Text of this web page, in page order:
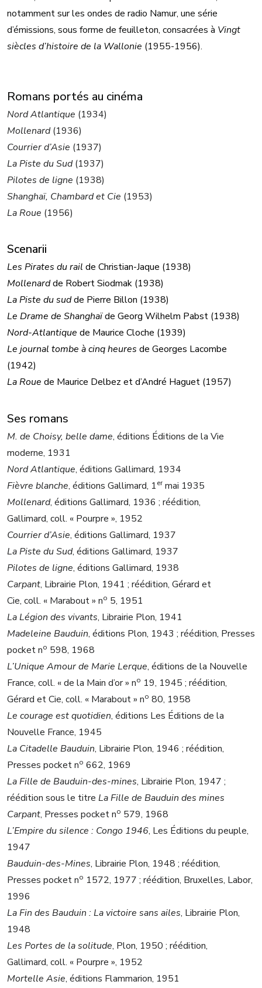
notamment sur les ondes de radio Namur, une série
d’émissions, sous forme de feuilleton, consacrées à Vingt
siècles d’histoire de la Wallonie (1955-1956).
Romans portés au cinéma
Nord Atlantique (1934)
Mollenard(1936)
Courrier d’Asie (1937)
La Piste du Sud(1937)
Pilotes de ligne (1938)
Shanghaï, Chambard et Cie (1953)
La Roue (1956)
Scenarii
Les Pirates du rail de Christian-Jaque (1938)
Mollenardde Robert Siodmak (1938)
La Piste du sudde Pierre Billon (1938)
Le Drame de Shanghaïde Georg Wilhelm Pabst (1938)
Nord-Atlantique de Maurice Cloche (1939)
Le journal tombe à cinq heures de Georges Lacombe
(1942)
La Roue de Maurice Delbez et d’André Haguet (1957)
Ses romans
M. de Choisy, belle dame, éditions Éditions de la Vie
moderne, 1931
Nord Atlantique, éditions Gallimard, 1934
Fièvre blanche, éditions Gallimard, 1ermai 1935
Mollenard, éditions Gallimard, 1936 ; réédition,
Gallimard, coll. « Pourpre », 1952
Courrier d’Asie, éditions Gallimard, 1937
La Piste du Sud, éditions Gallimard, 1937
Pilotes de ligne, éditions Gallimard, 1938
Carpant, Librairie Plon, 1941 ; réédition, Gérard et
Cie, coll. « Marabout » no 5, 1951
La Légion des vivants, Librairie Plon, 1941
Madeleine Bauduin, éditions Plon, 1943 ; réédition, Presses
pocket no 598, 1968
L’Unique Amour de Marie Lerque, éditions de la Nouvelle
France, coll. « de la Main d’or » no 19, 1945 ; réédition,
Gérard et Cie, coll. « Marabout » no 80, 1958
Le courage est quotidien, éditions Les Éditions de la
Nouvelle France, 1945
La Citadelle Bauduin, Librairie Plon, 1946 ; réédition,
Presses pocket no 662, 1969
La Fille de Bauduin-des-mines, Librairie Plon, 1947 ;
réédition sous le titre La Fille de Bauduin des mines
Carpant, Presses pocket no 579, 1968
L’Empire du silence : Congo 1946, Les Éditions du peuple,
1947
Bauduin-des-Mines, Librairie Plon, 1948 ; réédition,
Presses pocket no 1572, 1977 ; réédition, Bruxelles, Labor,
1996
La Fin des Bauduin : La victoire sans ailes, Librairie Plon,
1948
Les Portes de la solitude, Plon, 1950 ; réédition,
Gallimard, coll. « Pourpre », 1952
Mortelle Asie, éditions Flammarion, 1951